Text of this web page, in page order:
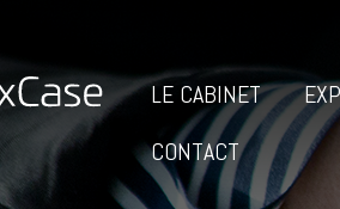
LE CABINET
CONTACT